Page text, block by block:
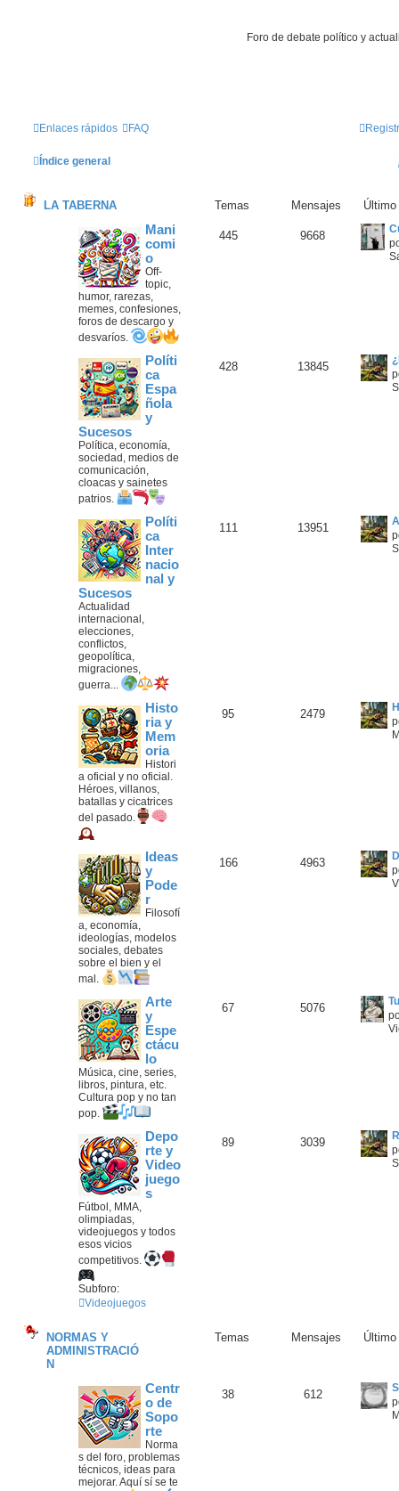
Foro de debate político y
Enlaces rápidos FAQ
Índice general
LA TABERNA Temas Mensajes
Mani
comi
o
Off-
topic,
humor, rarezas,
memes, confesiones,
foros de descargo y
desvaríos.
445 9668
Políti
ca
Espa
ñola
y
Sucesos
Política, economía,
sociedad, medios de
comunicación,
cloacas y sainetes
patrios.
428 13845
Políti
ca
Inter
nacio
nal y
Sucesos
Actualidad
internacional,
elecciones,
conflictos,
geopolítica,
migraciones,
guerra...
111 13951
Histo
ria y
Mem
oria
Histori
a oficial y no oficial.
Héroes, villanos,
batallas y cicatrices
del pasado.
95 2479
Ideas
y
Pode
r
Filosofí
a, economía,
ideologías, modelos
sociales, debates
sobre el bien y el
mal.
166 4963
Arte
y
Espe
ctácu
lo
Música, cine, series,
libros, pintura, etc.
Cultura pop y no tan
pop.
67 5076
Depo
rte y
Video
juego
s
Fútbol, MMA,
olimpiadas,
videojuegos y todos
esos vicios
competitivos.
Subforo:
Videojuegos
89 3039
NORMAS Y
ADMINISTRACIÓ
N
Temas Mensajes
Centr
o de
Sopo
rte
Norma
s del foro, problemas
técnicos, ideas para
mejorar. Aquí sí se te
38 612